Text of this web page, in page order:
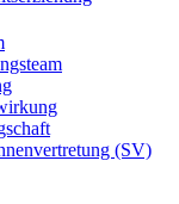
(SV)